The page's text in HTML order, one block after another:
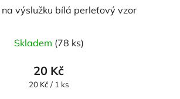
výslužku bílá perleťový vzor
Skladem (78 ks)
20 Kč
Měrná
20 Kč / 1 ks